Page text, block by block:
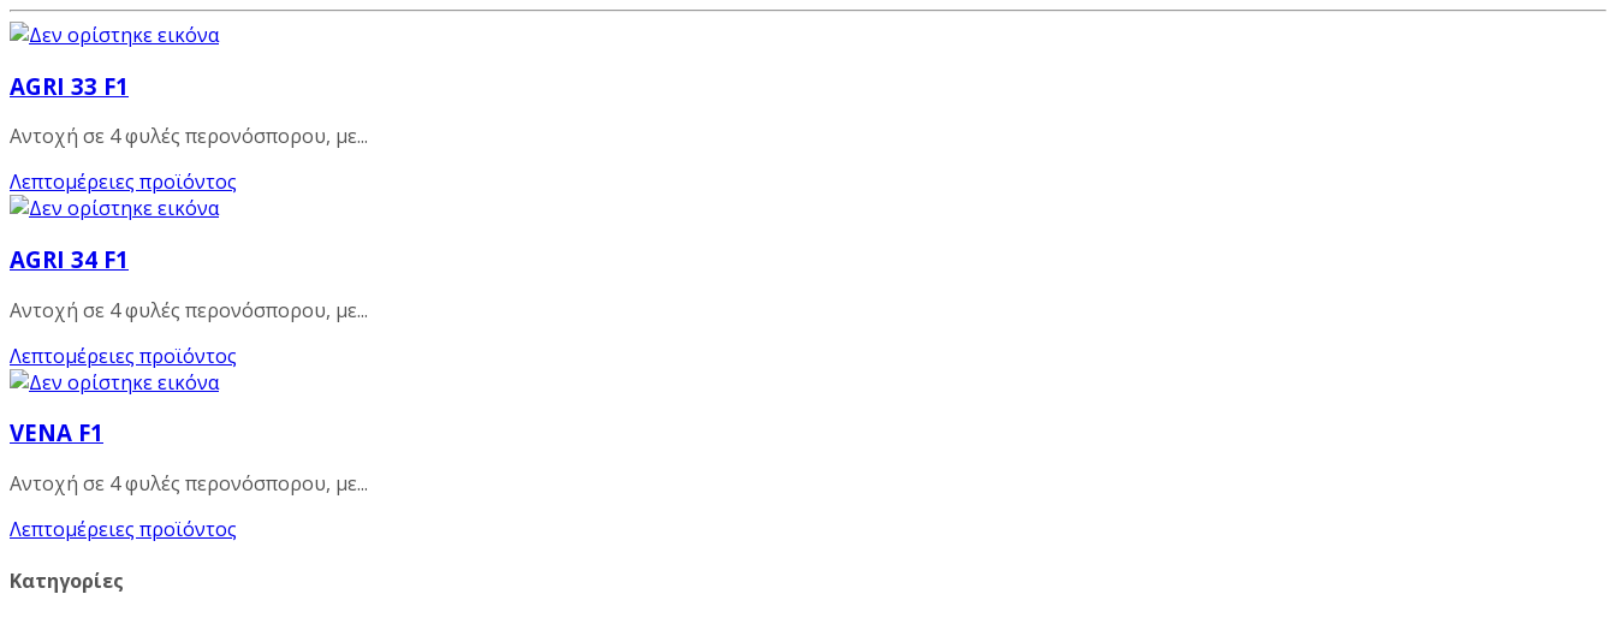
AGRI 33 F1
Αντοχή σε 4 φυλές περονόσπορου, με...
Λεπτομέρειες προϊόντος
AGRI 34 F1
Αντοχή σε 4 φυλές περονόσπορου, με...
Λεπτομέρειες προϊόντος
VENA F1
Αντοχή σε 4 φυλές περονόσπορου, με...
Λεπτομέρειες προϊόντος
Κατηγορίες